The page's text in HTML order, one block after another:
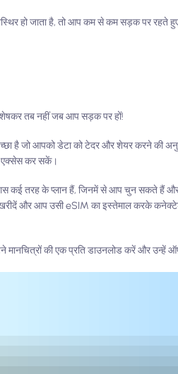
हो जाता है, तो आप कम से कम सड़क पर रहते
तब नहीं जब आप सड़क पर हों!
है जो आपको डेटा को टेदर और शेयर करने की
एक्सेस कर सकें।
कई तरह के प्लान हैं, जिनमें से आप चुन सकते हैं और
और आप उसी eSIM का इस्तेमाल करके
मानचित्रों की एक प्रति डाउनलोड करें और उन्हें